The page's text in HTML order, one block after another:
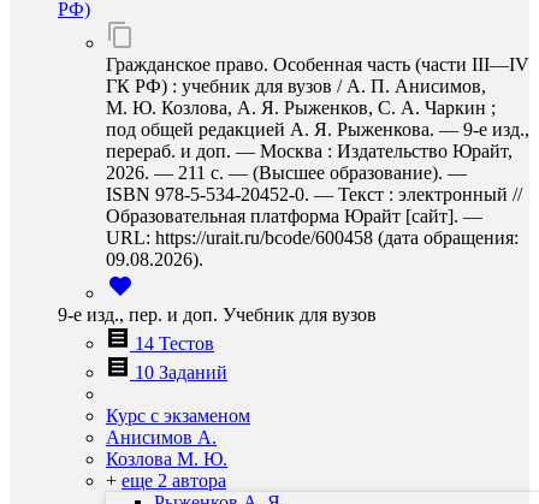
РФ)
Гражданское право. Особенная часть (части III—IV
ГК РФ) : учебник для вузов / А. П. Анисимов,
М. Ю. Козлова, А. Я. Рыженков, С. А. Чаркин ;
под общей редакцией А. Я. Рыженкова. — 9-е изд.,
перераб. и доп. — Москва : Издательство Юрайт,
2026. — 211 с. — (Высшее образование). —
ISBN 978-5-534-20452-0. — Текст : электронный //
Образовательная платформа Юрайт [сайт]. —
URL: https://urait.ru/bcode/600458 (дата обращения:
09.08.2026).
9-е изд., пер. и доп. Учебник для вузов
14 Тестов
10 Заданий
Курс с экзаменом
Анисимов А.
Козлова М. Ю.
+ еще 2 автора